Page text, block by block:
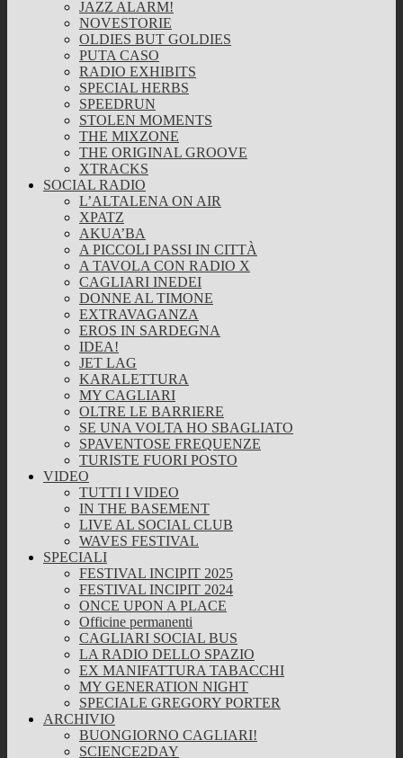
JAZZ ALARM!
NOVESTORIE
OLDIES BUT GOLDIES
PUTA CASO
RADIO EXHIBITS
SPECIAL HERBS
SPEEDRUN
STOLEN MOMENTS
THE MIXZONE
THE ORIGINAL GROOVE
XTRACKS
SOCIAL RADIO
L’ALTALENA ON AIR
XPATZ
AKUA’BA
A PICCOLI PASSI IN CITTÀ
A TAVOLA CON RADIO X
CAGLIARI INEDEI
DONNE AL TIMONE
EXTRAVAGANZA
EROS IN SARDEGNA
IDEA!
JET LAG
KARALETTURA
MY CAGLIARI
OLTRE LE BARRIERE
SE UNA VOLTA HO SBAGLIATO
SPAVENTOSE FREQUENZE
TURISTE FUORI POSTO
VIDEO
TUTTI I VIDEO
IN THE BASEMENT
LIVE AL SOCIAL CLUB
WAVES FESTIVAL
SPECIALI
FESTIVAL INCIPIT 2025
FESTIVAL INCIPIT 2024
ONCE UPON A PLACE
Officine permanenti
CAGLIARI SOCIAL BUS
LA RADIO DELLO SPAZIO
EX MANIFATTURA TABACCHI
MY GENERATION NIGHT
SPECIALE GREGORY PORTER
ARCHIVIO
BUONGIORNO CAGLIARI!
SCIENCE2DAY